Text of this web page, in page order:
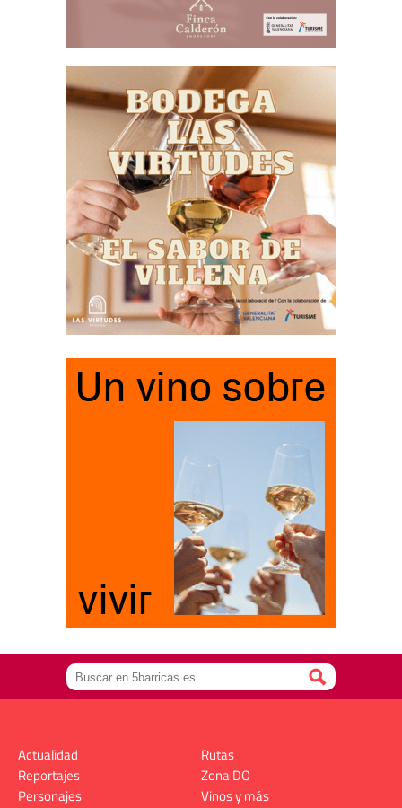
Actualidad
Reportajes
Personajes
Rutas
Zona DO
Vinos y más